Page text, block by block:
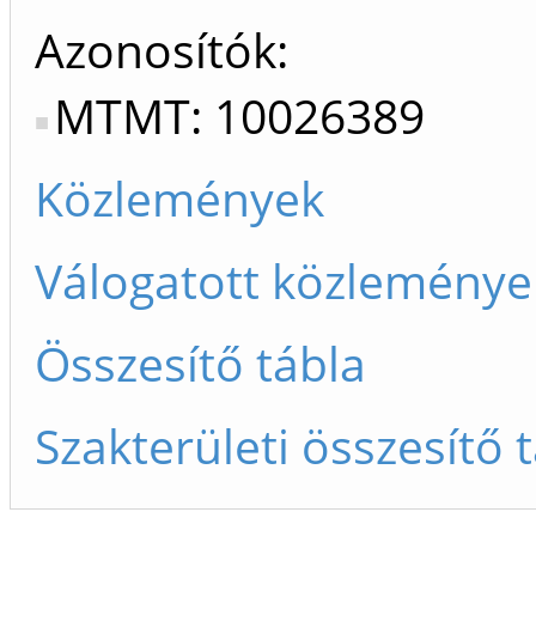
Azonosítók
MTMT: 10026389
Közlemények
Válogatott
Összesítő tábla
Szakterületi összesítő